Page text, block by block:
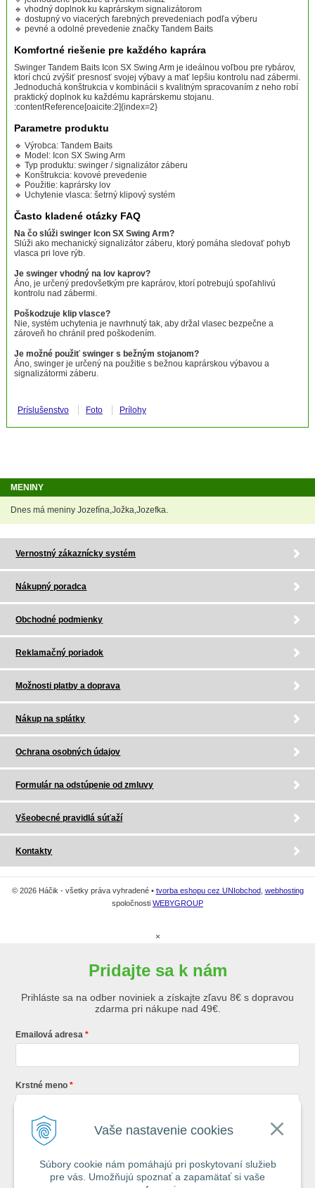
Vaše nastavenie cookies
Súbory cookie nám pomáhajú pri poskytovaní služieb
pre vás. Umožňujú spoznať a zapamätať si vaše
🔹 vhodný doplnok ku kaprárskym signalizátorom
🔹 dostupný vo viacerých farebných prevedeniach podľa výberu
🔹 pevné a odolné prevedenie značky Tandem Baits
Komfortné riešenie pre každého kaprára
Swinger Tandem Baits Icon SX Swing Arm je ideálnou voľbou pre rybárov,
ktorí chcú zvýšiť presnosť svojej výbavy a mať lepšiu kontrolu nad zábermi.
Jednoduchá konštrukcia v kombinácii s kvalitným spracovaním z neho robí
praktický doplnok ku každému kaprárskemu stojanu.
:contentReference[oaicite:2]{index=2}
Parametre produktu
🔹 Výrobca: Tandem Baits
🔹 Model: Icon SX Swing Arm
🔹 Typ produktu: swinger / signalizátor záberu
🔹 Konštrukcia: kovové prevedenie
🔹 Použitie: kaprársky lov
🔹 Uchytenie vlasca: šetrný klipový systém
Často kladené otázky FAQ
Na čo slúži swinger Icon SX Swing Arm?
Slúži ako mechanický signalizátor záberu, ktorý pomáha sledovať pohyb
vlasca pri love rýb.
Je swinger vhodný na lov kaprov?
Áno, je určený predovšetkým pre kaprárov, ktorí potrebujú spoľahlivú
kontrolu nad zábermi.
Poškodzuje klip vlasce?
Nie, systém uchytenia je navrhnutý tak, aby držal vlasec bezpečne a
zároveň ho chránil pred poškodením.
Je možné použiť swinger s bežným stojanom?
Áno, swinger je určený na použitie s bežnou kaprárskou výbavou a
signalizátormi záberu.
Príslušenstvo Foto Prílohy
MENINY
Dnes má meniny Jozefína,Jožka,Jozefka.
Vernostný zákaznícky systém
Nákupný poradca
Obchodné podmienky
Reklamačný poriadok
Možnosti platby a doprava
Nákup na splátky
Ochrana osobných údajov
Formulár na odstúpenie od zmluvy
Všeobecné pravidlá súťaží
Kontakty
© 2026 Háčik - všetky práva vyhradené • tvorba eshopu cez UNIobchod, webhosting
spoločnosti WEBYGROUP
×
Pridajte sa k nám
Prihláste sa na odber noviniek a získajte zľavu 8€ s dopravou
zdarma pri nákupe nad 49€.
Emailová adresa
Krstné meno
Registráciou súhlasíte so